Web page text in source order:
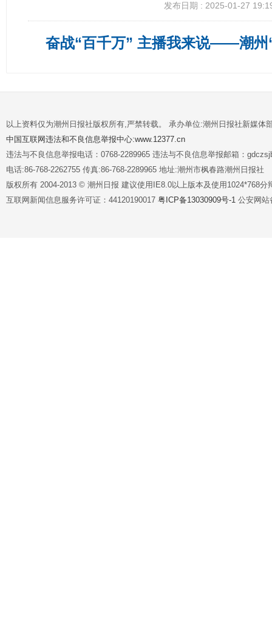
发布日期 : 2025-01-27
奋战“百千万” 主播我来说——潮州
以上资料仅为潮州日报社版权所有,严禁转载。 承办单位:潮州日报社新媒体
中国互联网违法和不良信息举报中心:www.12377.cn
违法与不良信息举报电话：0768-2289965 违法与不良信息举报邮箱：
电话:86-768-2262755 传真:86-768-2289965 地址:潮州市枫春路潮州日报社
版权所有 2004-2013 © 潮州日报 建议使用IE8.0以上版本及使用1024*768分
互联网新闻信息服务许可证：44120190017 粤ICP备13030909号-1 公安网站